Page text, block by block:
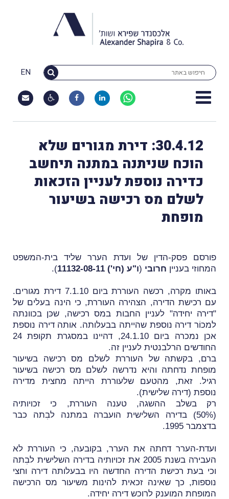
EN
30.4.12: דירת מגורים שלא
הוכח שניתנה במתנה תיחשב
כדירה נוספת לעניין הזכאות
לשלם מס רכישה בשיעור
מופחת
פורסם פסק-הדין של ועדת הערר שליד בית-המשפט
המחוזי בעניין חרובי (ו"ע (חי') 11132-08-11 ).
באותו מקרה, רכשה העוררת ביום 7.1.10 דירת מגורים.
עם רכישת הדירה, הצהירה העוררת, כי הינה בעלים של
"דירה יחידה" לעניין החבות במס רכישה, שכּן בכוונתה
למכוֹר דירה נוספת שהייתה בבעלותה. אותה דירה נוספת
אכן נמכרה ביום 24.1.10, דהיינו במסגרת תקופת 24
החודשים הרלבנטית לעניין זה.
ברם, בקשתה של העוררת לשלם מס רכישה בשיעור
מופחת נדחתה והיא נדרשה לשלם מס רכישה בשיעור
רגיל. זאת, מהטעם שלעוררת הייתה מחצית מדירה
נוספת (דירה שלישית).
רק בשלב ההשגה, טענה העוררת, כי זכויותיה
(50%) בדירה השלישית
הועברה במתנה לבִתה כבר
בדצמבר 1995.
ועדת-הערר דחתה את הערר, בקובעה, כי העוררת לא
העבירה בשנת 2005 את זכויותיה בדירה השלישית לבִתה
וכי בעת רכישת הדירה החדשה היו בבעלותה דירה וחצי
נוספות, כך שאינה זכאית להינות משיעור מס הרכישה
המופחת המוענק לרוכש דירה יחידה.